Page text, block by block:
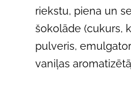
riekstu, piena un
šokolāde (cukurs,
pulveris,
vaniļas